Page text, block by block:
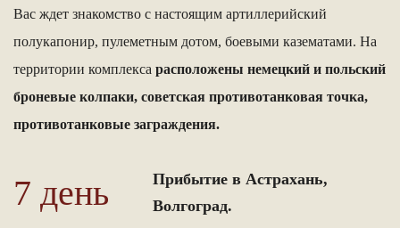
Вас ждет знакомство с настоящим артиллерийский
полукапонир, пулеметным дотом, боевыми казематами. На
территории комплекса расположены немецкий и польский
броневые колпаки, советская противотанковая точка,
противотанковые заграждения.
7 день
Прибытие в Астрахань,
Волгоград.